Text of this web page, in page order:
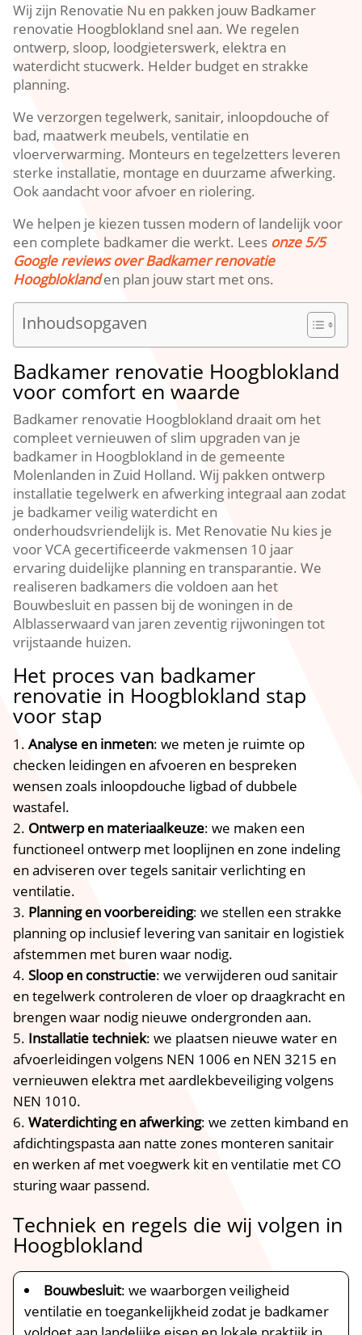
Wij zijn Renovatie Nu en pakken jouw Badkamer
renovatie Hoogblokland snel aan.​ We regelen
ontwerp, sloop, loodgieterswerk, elektra en
waterdicht stucwerk.​ Helder budget en strakke
planning.​
We verzorgen tegelwerk, sanitair, inloopdouche of
bad, maatwerk meubels, ventilatie en
vloerverwarming.​ Monteurs en tegelzetters leveren
sterke installatie, montage en duurzame afwerking.​
Ook aandacht voor afvoer en riolering.​
We helpen je kiezen tussen modern of landelijk voor
een complete badkamer die werkt.​ Lees onze 5/5
Google reviews over Badkamer renovatie
Hoogbloklanden plan jouw start met ons.​
Inhoudsopgaven
Badkamer renovatie Hoogblokland
voor comfort en waarde
Badkamer renovatie Hoogblokland draait om het
compleet vernieuwen of slim upgraden van je
badkamer in Hoogblokland in de gemeente
Molenlanden in Zuid Holland.​ Wij pakken ontwerp
installatie tegelwerk en afwerking integraal aan zodat
je badkamer veilig waterdicht en
onderhoudsvriendelijk is.​ Met Renovatie Nu kies je
voor VCA gecertificeerde vakmensen 10 jaar
ervaring duidelijke planning en transparantie.​ We
realiseren badkamers die voldoen aan het
Bouwbesluit en passen bij de woningen in de
Alblasserwaard van jaren zeventig rijwoningen tot
vrijstaande huizen.​
Het proces van badkamer
renovatie in Hoogblokland stap
voor stap
Analyse en inmeten: we meten je ruimte op
checken leidingen en afvoeren en bespreken
wensen zoals inloopdouche ligbad of dubbele
wastafel.​
Ontwerp en materiaalkeuze: we maken een
functioneel ontwerp met looplijnen en zone indeling
en adviseren over tegels sanitair verlichting en
ventilatie.​
Planning en voorbereiding: we stellen een strakke
planning op inclusief levering van sanitair en logistiek
afstemmen met buren waar nodig.​
Sloop en constructie: we verwijderen oud sanitair
en tegelwerk controleren de vloer op draagkracht en
brengen waar nodig nieuwe ondergronden aan.​
Installatie techniek: we plaatsen nieuwe water en
afvoerleidingen volgens NEN 1006 en NEN 3215 en
vernieuwen elektra met aardlekbeveiliging volgens
NEN 1010.​
Waterdichting en afwerking: we zetten kimband en
afdichtingspasta aan natte zones monteren sanitair
en werken af met voegwerk kit en ventilatie met CO
sturing waar passend.​
Techniek en regels die wij volgen in
Hoogblokland
Bouwbesluit: we waarborgen veiligheid
ventilatie en toegankelijkheid zodat je badkamer